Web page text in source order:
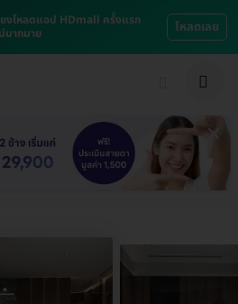
งโหลดแอป HDmall ครั้งแรก
มากมาย
โหลดเลย